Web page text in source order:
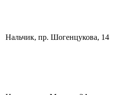
Нальчик, пр. Шогенцукова, 14